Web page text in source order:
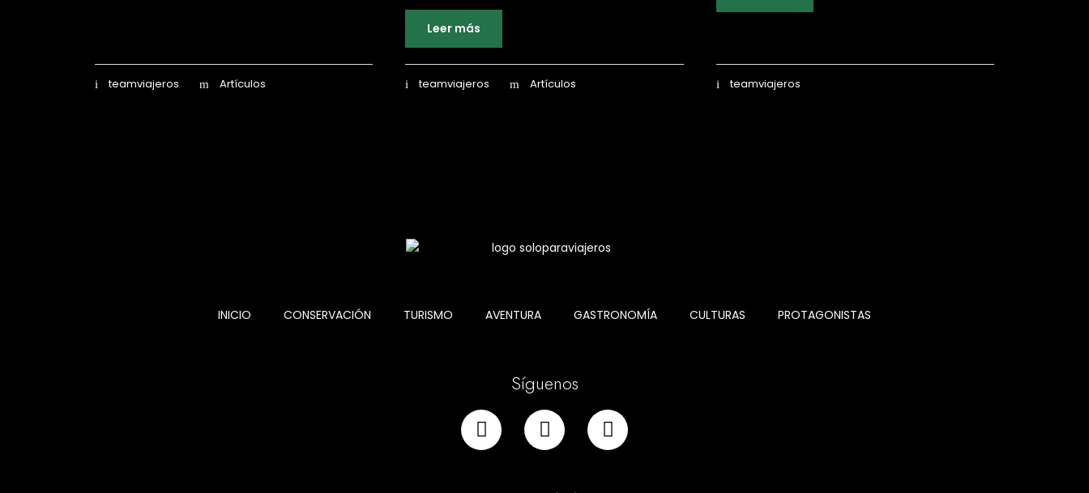
teamviajeros Artículos
Leer más
teamviajeros Artículos teamviajeros
INICIO CONSERVACIÓN TURISMO AVENTURA GASTRONOMÍA CULTURAS PROTAGONISTAS
Síguenos